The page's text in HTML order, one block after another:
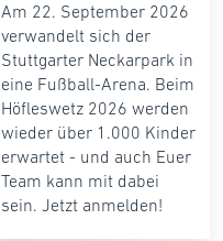
Am 22. September 2026
verwandelt sich der
Stuttgarter Neckarpark in
eine Fußball-Arena. Beim
Höfleswetz 2026 werden
wieder über 1.000 Kinder
erwartet - und auch Euer
Team kann mit dabei
sein. Jetzt anmelden!